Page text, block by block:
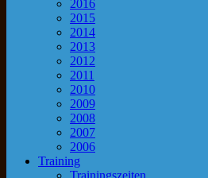
2016
2015
2014
2013
2012
2011
2010
2009
2008
2007
2006
Training
Trainingszeiten